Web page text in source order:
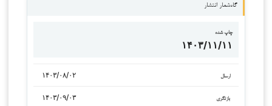
گاه‌شمار انتشار
چاپ شده
۱۴۰۳/۱۱/۱۱
ارسال ۱۴۰۳/۰۸/۰۲
بازنگری ۱۴۰۳/۰۹/۰۳